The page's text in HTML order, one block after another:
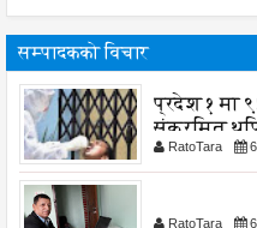
सम्पादकको विचार
प्रदेश १ मा
संक्रमित
RatoTara
RatoTara